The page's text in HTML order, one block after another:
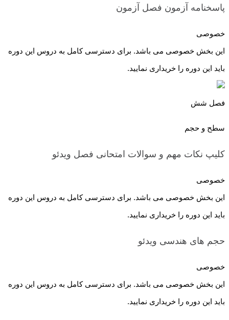
پاسخنامه آزمون فصل آزمون
خصوصی
این بخش خصوصی می باشد. برای دسترسی کامل به دروس این دوره
باید این دوره را خریداری نمایید.
فصل شش
سطح و حجم
کلیپ نکات مهم و سوالات امتحانی فصل ویدئو
خصوصی
این بخش خصوصی می باشد. برای دسترسی کامل به دروس این دوره
باید این دوره را خریداری نمایید.
حجم های هندسی ویدئو
خصوصی
این بخش خصوصی می باشد. برای دسترسی کامل به دروس این دوره
باید این دوره را خریداری نمایید.